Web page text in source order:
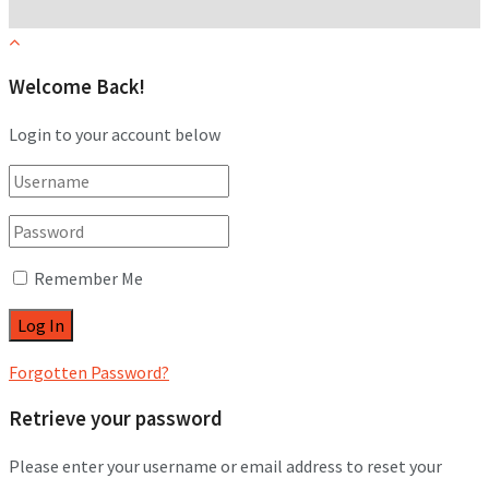
Welcome Back!
Login to your account below
Remember Me
Forgotten Password?
Retrieve your password
Please enter your username or email address to reset your